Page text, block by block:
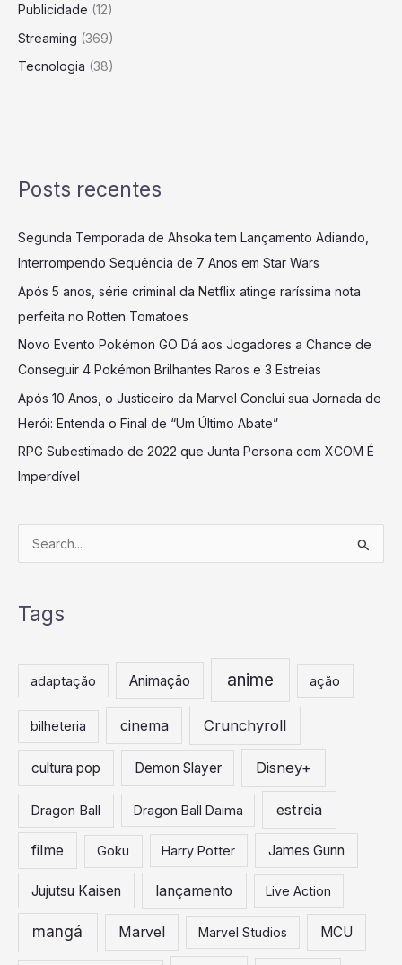
Publicidade (12)
Streaming (369)
Tecnologia (38)
Posts recentes
Segunda Temporada de Ahsoka tem Lançamento Adiando,
Interrompendo Sequência de 7 Anos em Star Wars
Após 5 anos, série criminal da Netflix atinge raríssima nota
perfeita no Rotten Tomatoes
Novo Evento Pokémon GO Dá aos Jogadores a Chance de
Conseguir 4 Pokémon Brilhantes Raros e 3 Estreias
Após 10 Anos, o Justiceiro da Marvel Conclui sua Jornada de
Herói: Entenda o Final de “Um Último Abate”
RPG Subestimado de 2022 que Junta Persona com XCOM É
Imperdível
q
s
r
o
r
Tags
adaptação Animação anime ação
bilheteria cinema Crunchyroll
cultura pop Demon Slayer Disney+
Dragon Ball Dragon Ball Daima estreia
filme Goku Harry Potter James Gunn
Jujutsu Kaisen lançamento Live Action
mangá Marvel Marvel Studios MCU